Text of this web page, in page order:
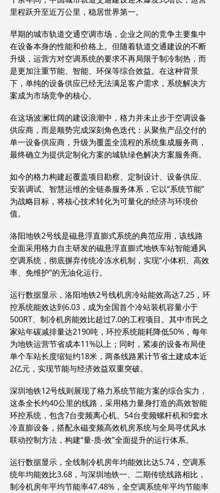
里程跃升至近万公里，稳居世界第一。
早期的城市轨道交通空调市场，企业之间的竞争主要集中
在设备本身的性能和价格上。但随着轨道交通建设的不断
升级，运营方对空调系统的要求不再局限于制冷制热，而
是更加注重节能、智能、环保等综合效益。在这种背景
下，单纯的设备供应已经无法满足客户需求，系统解决方
案成为市场竞争的核心。
在这场波澜壮阔的建设浪潮中，格力并未止步于空调设备
供应商，而是顺势完成深刻角色迭代：从聚焦产品交付的
单一设备供应商，升级为覆盖全流程的系统集成服务商，
最终确立为提供定制化方案的城轨绿色解决方案服务商。
如今的格力构建起覆盖项目勘察、定制设计、设备供应、
安装调试、智慧运维的全链条服务体系，它以“系统节能”
为战略目标，将核心技术转化为可量化的经济与环境价
值。
洛阳地铁2号线是磁悬浮直膨式系统的典范应用，该线路
全面采用格力自主研发的磁悬浮直膨式地铁车站智能通风
空调系统，彻底摒弃传统冷冻水机制，实现“小体积、高效
率、免维护”的无油化运行。
运行数据显示，洛阳地铁2号线机房冷站能效高达7.25，环
控系统能效达到6.03，成为全国首个冷站装机容量小于
500RT、制冷机房能效比超过7.0的工程项目。其中市民之
家站年碳减排量达2190吨，环控系统能耗降低50%，每年
为地铁运营节省成本11%以上；同时，紧凑的设备布局使
单个车站长度缩短约18米，两条线路累计节省土建成本近
2亿元，实现节能与经济效益双重突破。
深圳地铁12号线则展现了格力系统节能方案的综合实力，
这条全长约40公里的线路，采用格力量身打造的高效智能
环控系统，包含7台变频离心机、54台变频螺杆机和9套水
冷直膨设备，搭配永磁变频高效机房系统与全局寻优风水
联动控制方法，构建“量-质-效”全面提升的运行体系。
运行数据显示，全线制冷机房年均能效比达5.74，空调系
统年均能效比3.68，与深圳地铁一、二期传统线路相比，
制冷机房年平均节能率47.48%，全空调系统年平均节能率